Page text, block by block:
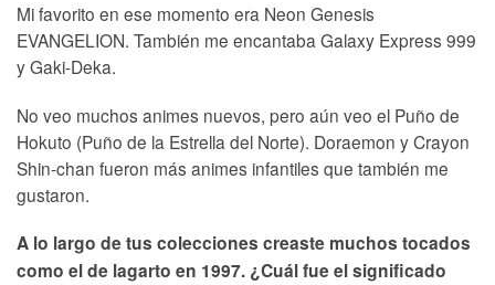
Mi favorito en ese momento era Neon Genesis
EVANGELION. También me encantaba Galaxy Express 999
y Gaki-Deka.
No veo muchos animes nuevos, pero aún veo el Puño de
Hokuto (Puño de la Estrella del Norte). Doraemon y Crayon
Shin-chan fueron más animes infantiles que también me
gustaron.
A lo largo de tus colecciones creaste muchos tocados
como el de lagarto en 1997. ¿Cuál fue el significado